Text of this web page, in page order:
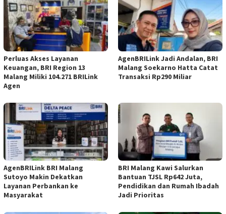
Perluas Akses Layanan
Keuangan, BRI Region 13
Malang Miliki 104.271 BRILink
Agen
AgenBRILink Jadi Andalan, BRI
Malang Soekarno Hatta Catat
Transaksi Rp290 Miliar
AgenBRILink BRI Malang
Sutoyo Makin Dekatkan
Layanan Perbankan ke
Masyarakat
BRI Malang Kawi Salurkan
Bantuan TJSL Rp642 Juta,
Pendidikan dan Rumah Ibadah
Jadi Prioritas